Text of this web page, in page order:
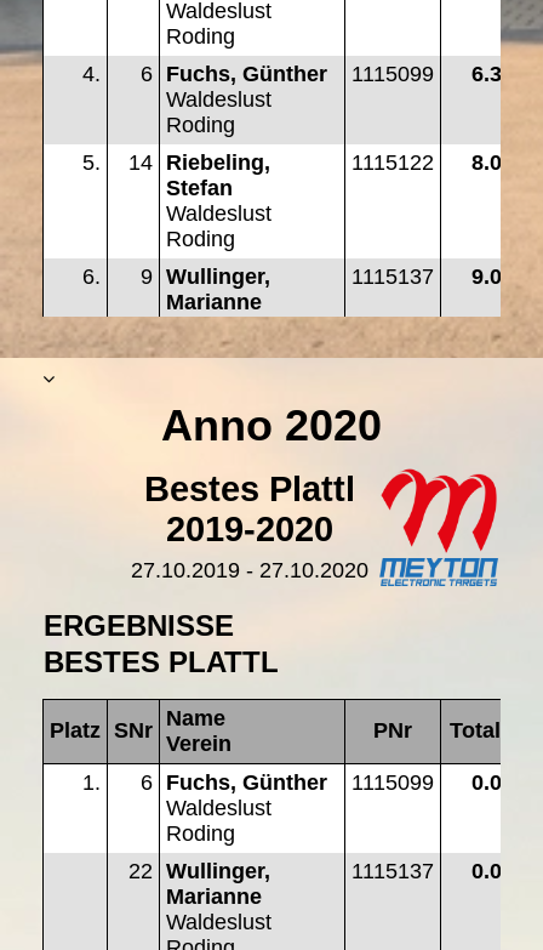
Anno 2020